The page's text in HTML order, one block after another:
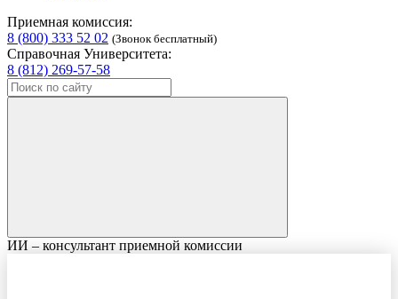
Приемная комиссия:
8 (800) 333 52 02 (Звонок бесплатный)
Справочная Университета:
8 (812) 269-57-58
ИИ – консультант приемной комиссии